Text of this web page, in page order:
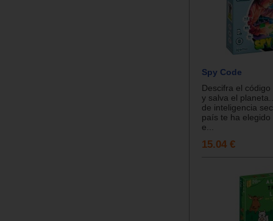
Spy Code
Descifra el
y salva el
de inteligencia
país te ha
e...
15.04 €